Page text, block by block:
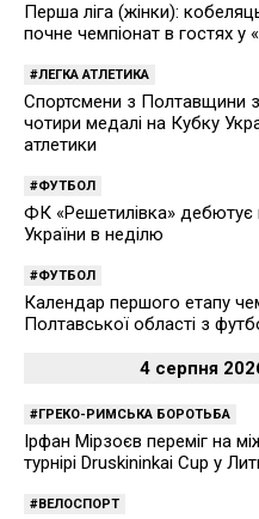
Перша ліга (жінки):
почне чемпіонат в гостях у
ЛЕГКА АТЛЕТИКА
Спортсмени з Полтавщини
чотири медалі на Кубку
атлетики
ФУТБОЛ
ФК «Решетилівка» дебютує
України в неділю
ФУТБОЛ
Календар першого етапу
Полтавської області з
4 серпня
ГРЕКО-РИМСЬКА БОРОТЬБА
Ірфан Мірзоєв переміг на
турнірі Druskininkai Cup у
ВЕЛОСПОРТ